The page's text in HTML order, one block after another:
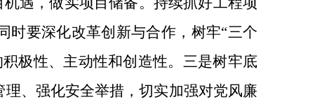
时要深化改革创新与合作，树牢“三个
极性、主动性和创造性。三是树牢底
、强化安全举措，切实加强对党风廉